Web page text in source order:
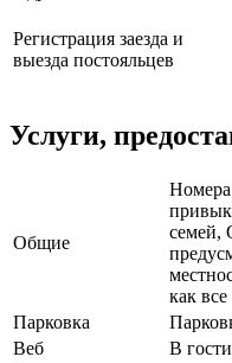
Регистрация заезда и
выезда постояльцев
Услуги,
Общие
Номера
семей,
как
Парковка
Веб
В